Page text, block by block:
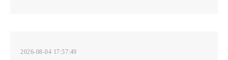
2026-08-04 17:57:49